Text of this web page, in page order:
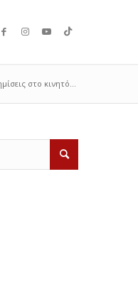
στο κινητό...